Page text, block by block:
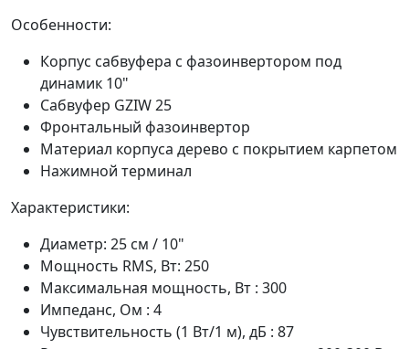
Особенности:
Корпус сабвуфера с фазоинвертором под
динамик 10"
Сабвуфер GZIW 25
Фронтальный фазоинвертор
Материал корпуса дерево с покрытием карпетом
Нажимной терминал
Характеристики:
Диаметр: 25 см / 10"
Мощность RMS, Вт: 250
Максимальная мощность, Вт : 300
Импеданс, Ом : 4
Чувствительность (1 Вт/1 м), дБ : 87